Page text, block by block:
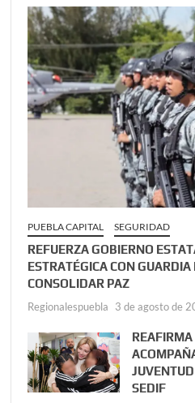
PUEBLA CAPITAL SEGURIDAD
REFUERZA GOBIERNO
ESTRATÉGICA CON
CONSOLIDAR PAZ
Regionalespuebla 3 de agosto de
REAFIRMA
SEDIF